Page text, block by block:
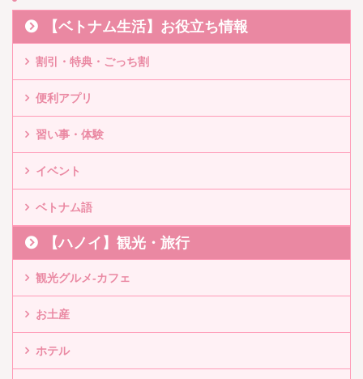
【ベトナム生活】お役立ち情報
割引・特典・ごっち割
便利アプリ
習い事・体験
イベント
ベトナム語
【ハノイ】観光・旅行
観光グルメ-カフェ
お土産
ホテル